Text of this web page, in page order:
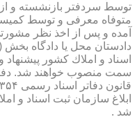
توسط سردفتر بازنشسته و از
متوفاه معرفی و توسط
آمده و پس از اخذ نظر
دادستان محل یا دادگاه
اسناد و املاك كشور پیشنهاد
ابلاغ سازمان ثبت اسناد و
شد .